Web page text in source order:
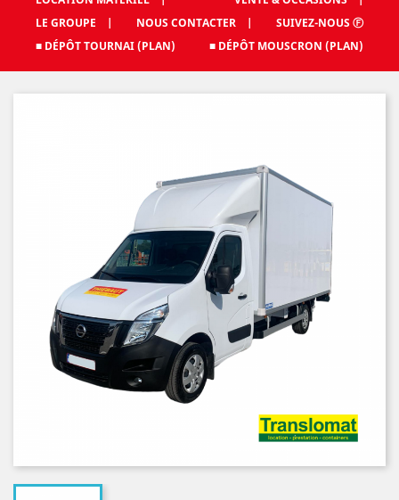
LE GROUPE |
NOUS CONTACTER |
SUIVEZ-NOUS Ⓕ
■ DÉPÔT TOURNAI (PLAN)
■ DÉPÔT MOUSCRON (PLAN)